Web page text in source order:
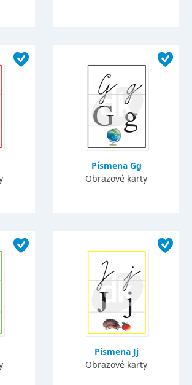
Písmena Gg
Obrazové karty
Písmena Jj
Obrazové karty